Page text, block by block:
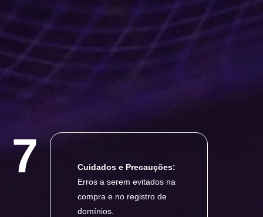
7
Cuidados e Precauções:
Erros a serem evitados na
compra e no registro de
domínios.